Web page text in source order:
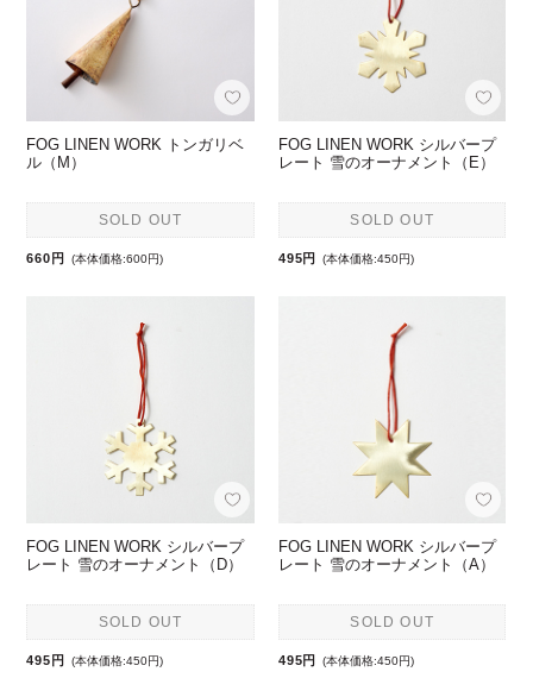
FOG LINEN WORK トンガリベ
ル（M）
SOLD OUT
660円 (本体価格:600円)
FOG LINEN WORK シルバープ
レート 雪のオーナメント（E）
SOLD OUT
495円 (本体価格:450円)
FOG LINEN WORK シルバープ
レート 雪のオーナメント（D）
SOLD OUT
495円 (本体価格:450円)
FOG LINEN WORK シルバープ
レート 雪のオーナメント（A）
SOLD OUT
495円 (本体価格:450円)